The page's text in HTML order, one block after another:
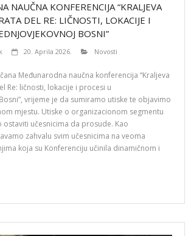
NAUČNA KONFERENCIJA “KRALJEVA
DEL RE: LIČNOSTI, LOKACIJE I
BOSNI”
20. Aprila 2026. Novosti
Međunarodna naučna konferencija “Kraljeva
Re: ličnosti, lokacije i procesi u
vrijeme je da sumiramo utiske te objavimo
mjestu. Utiske o organizacionom segmentu
ostaviti učesnicima da prosude. Kao
zahvalu svim učesnicima na veoma
koja su Konferenciju učinila dinamičnom i